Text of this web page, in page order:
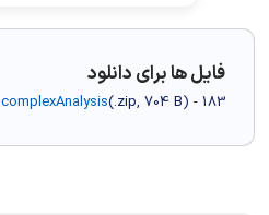
فایل ها برای دانلود
complexAnalysis(.zip, 704 B) - 183 دانلود(ها)